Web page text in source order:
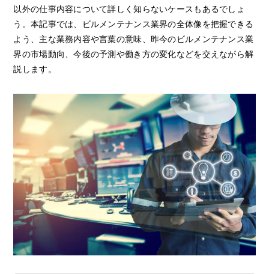
以外の仕事内容について詳しく知らないケースもあるでしょ
う。本記事では、ビルメンテナンス業界の全体像を把握できる
よう、主な業務内容や言葉の意味、昨今のビルメンテナンス業
界の市場動向、今後の予測や働き方の変化などを交えながら解
説します。